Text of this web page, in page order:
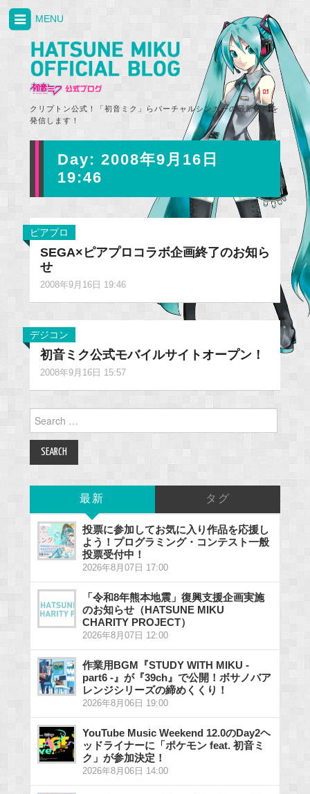
クリプトン公式！「初音ミク」らバーチャルシンガーの最新情報を
発信します！
MENU
Day: 2008年9月16日
19:46
ピアプロ
SEGA×ピアプロコラボ企画終了のお知ら
せ
2008年9月16日 19:46
デジコン
初音ミク公式モバイルサイトオープン！
2008年9月16日 15:57
Search
for:
最新 タグ
投票に参加してお気に入り作品を応援し
よう！プログラミング・コンテスト一般
投票受付中！
2026年8月07日 17:00
「令和8年熊本地震」復興支援企画実施
のお知らせ（HATSUNE MIKU
CHARITY PROJECT）
2026年8月07日 12:00
作業用BGM『STUDY WITH MIKU -
part6 -』が『39ch』で公開！ボサノバア
レンジシリーズの締めくくり！
2026年8月06日 19:00
YouTube Music Weekend 12.0のDay2ヘ
ッドライナーに「ポケモン feat. 初音ミ
ク」が参加決定！
2026年8月06日 14:00